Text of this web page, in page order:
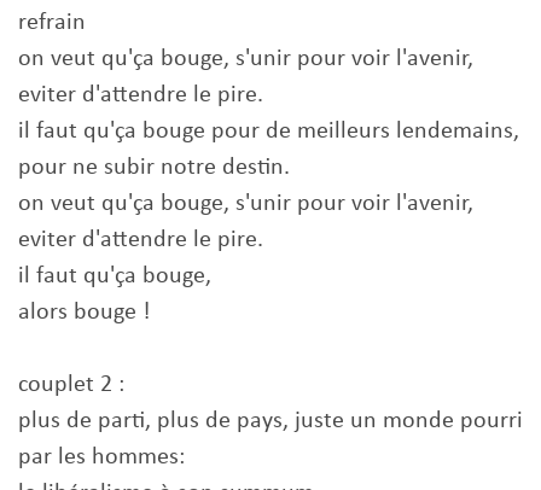
refrain
on veut qu'ça bouge, s'unir pour voir l'avenir,
eviter d'attendre le pire.
il faut qu'ça bouge pour de meilleurs lendemains,
pour ne subir notre destin.
on veut qu'ça bouge, s'unir pour voir l'avenir,
eviter d'attendre le pire.
il faut qu'ça bouge,
alors bouge !
couplet 2 :
plus de parti, plus de pays, juste un monde pourri
par les hommes: